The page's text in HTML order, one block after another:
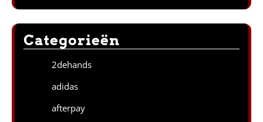
Categorieën
2dehands
adidas
afterpay